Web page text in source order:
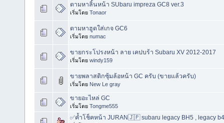
ตามหาลิ้นหน้า SUbaru impreza GC8 ver.3
เริ่มโดย Tonaor
ตามหาฮูดใส่เกจ GC6
เริ่มโดย numac
ขายกระโปรงหน้า ลาย เคปบร้า Subaru XV 2012-2017
เริ่มโดย windy159
ขายพลาสติกซุ้มล้อหน้า GC ครับ (ขายแล้วครับ)
เริ่มโดย New Le gray
ขายอะไหล่ GC
เริ่มโดย Tongme555
✅ค้ำโช็คหน้า JURAN🇯🇵 subaru legacy BH5 , legacy